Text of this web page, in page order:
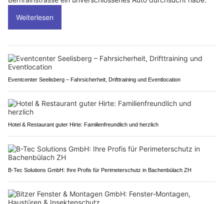
Weiterlesen
Eventcenter Seelisberg – Fahrsicherheit, Drifttraining und Eventlocation
Hotel & Restaurant guter Hirte: Familienfreundlich und herzlich
B-Tec Solutions GmbH: Ihre Profis für Perimeterschutz in Bachenbülach ZH